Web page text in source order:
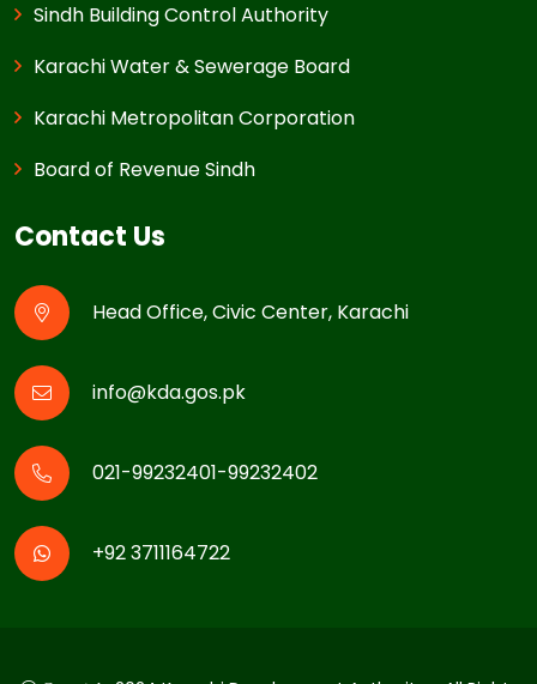
Sindh Building Control Authority
Karachi Water & Sewerage Board
Karachi Metropolitan Corporation
Board of Revenue Sindh
Contact Us
Head Office, Civic Center, Karachi
info@kda.gos.pk
021-99232401-99232402
+92 3711164722